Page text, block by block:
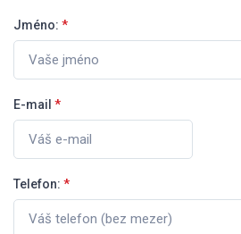
Jméno: *
E-mail *
Telefon: *